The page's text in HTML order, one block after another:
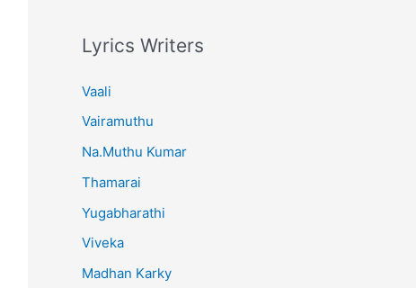
Lyrics Writers
Vaali
Vairamuthu
Na.Muthu Kumar
Thamarai
Yugabharathi
Viveka
Madhan Karky